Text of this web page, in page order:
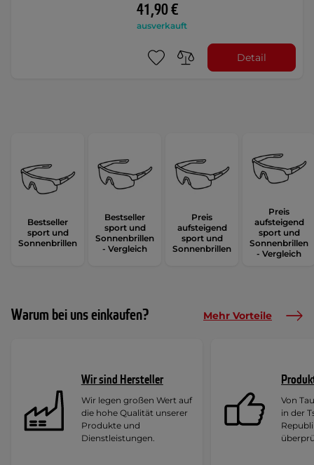
41,90 €
ausverkauft
Detail
Bestseller
sport und
Sonnenbrillen
Bestseller
sport und
Sonnenbrillen
- Vergleich
Preis
aufsteigend
sport und
Sonnenbrillen
Preis
aufsteigend
sport und
Sonnenbrillen
- Vergleich
Warum bei uns einkaufen? Mehr Vorteile
Wir sind Hersteller
Wir legen großen Wert auf
die hohe Qualität unserer
Produkte und
Dienstleistungen.
Von
in der